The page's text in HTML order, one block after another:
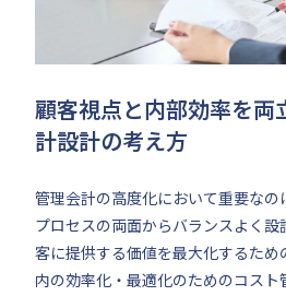
顧客視点と内部効率を両
計設計の考え方
管理会計の高度化において重要なの
プロセスの両面からバランスよく設
客に提供する価値を最大化するため
内の効率化・最適化のためのコスト